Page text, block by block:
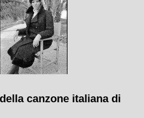
canzone italiana di